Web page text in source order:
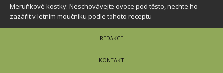
Meruňkové kostky: Neschovávejte ovoce pod těsto, nechte ho
zazářit v letním moučníku podle tohoto receptu
REDAKCE
KONTAKT